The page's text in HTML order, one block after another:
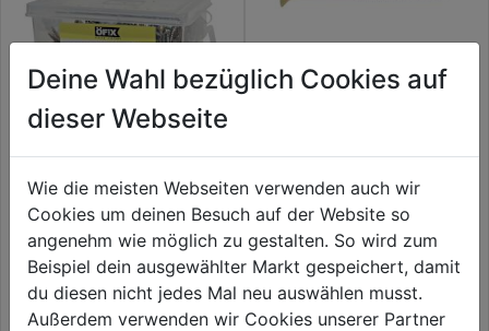
Spanplattenschrauben TX gelb
verzinkt
0.0 (0)
0.0
von
8,99€
6,99€
Spanplattenschrauben TX TG
0.0 (0)
von
5
Sternen.
8,99€
Deine Wahl bezüglich Cookies auf
dieser Webseite
Wie die meisten Webseiten verwenden auch wir
Cookies um deinen Besuch auf der Website so
angenehm wie möglich zu gestalten. So wird zum
Beispiel dein ausgewählter Markt gespeichert, damit
du diesen nicht jedes Mal neu auswählen musst.
Außerdem verwenden wir Cookies unserer Partner